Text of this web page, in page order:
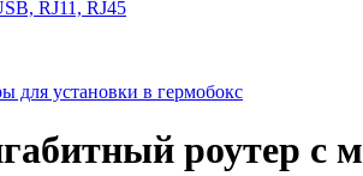
RJ11, RJ45
для установки в гермобокс
роутер с